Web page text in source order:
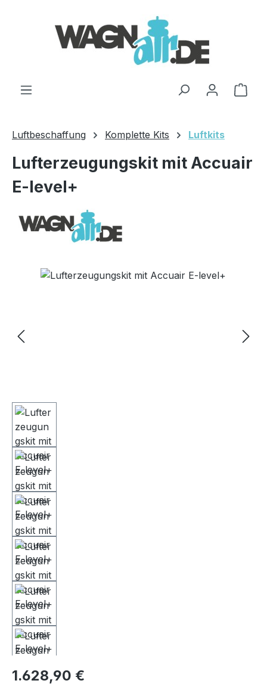
Luftbeschaffung Komplette Kits Luftkits
Lufterzeugungskit mit Accuair
E-level+
Bildergalerie überspringen
Regulärer Preis:
1.628,90 €